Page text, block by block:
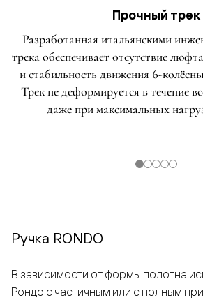
Прочный трек
Разработанная итальянскими
трека обеспечивает отсутствие
и стабильность движения 6-
Трек не деформируется в течение
даже при максимальных
Ручка RONDO
В зависимости от формы полотна
Рондо с частичным или с полным